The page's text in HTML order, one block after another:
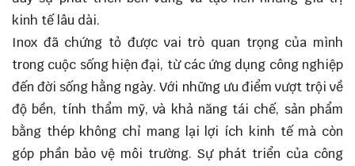
kinh tế lâu dài.
Inox đã chứng tỏ được vai trò quan trọng của mình
trong cuộc sống hiện đại, từ các ứng dụng công nghiệp
đến đời sống hằng ngày. Với những ưu điểm vượt trội về
độ bền, tính thẩm mỹ, và khả năng tái chế, sản phẩm
bằng thép không chỉ mang lại lợi ích kinh tế mà còn
góp phần bảo vệ môi trường. Sự phát triển của công